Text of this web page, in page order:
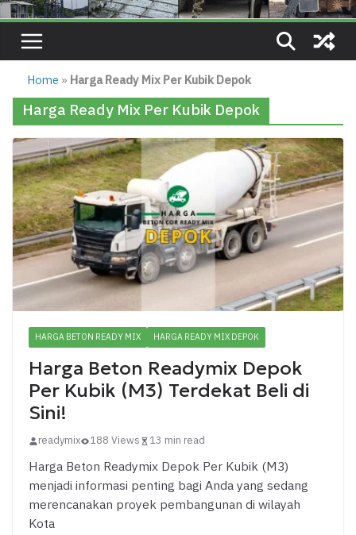
Home » Harga Ready Mix Per Kubik Depok
Harga Ready Mix Per Kubik Depok
HARGA BETON READY MIX HARGA READY MIX DEPOK
Harga Beton Readymix Depok
Per Kubik (M3) Terdekat Beli di
Sini!
readymix 188 Views 13 min read
Harga Beton Readymix Depok Per Kubik (M3)
menjadi informasi penting bagi Anda yang sedang
merencanakan proyek pembangunan di wilayah
Kota